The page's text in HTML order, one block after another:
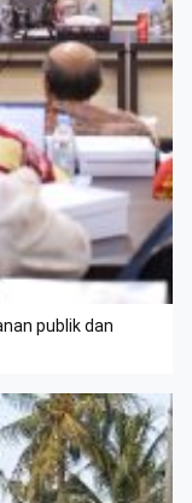
publik dan